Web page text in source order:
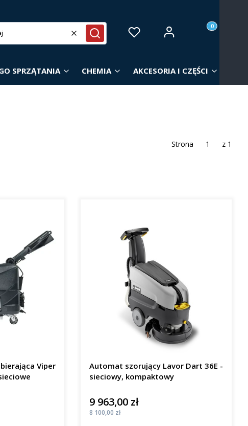
WyczyśćSzukaj
Ulubione Zaloguj się Produkty w
Koszyk
SPRZĄTANIA CHEMIA AKCESORIA I CZĘŚCI
Strona z 1
Viper
Automat szorujący Lavor Dart 36E -
sieciowy, kompaktowy
Cena
9 963,00 zł
Cena
8 100,00 zł